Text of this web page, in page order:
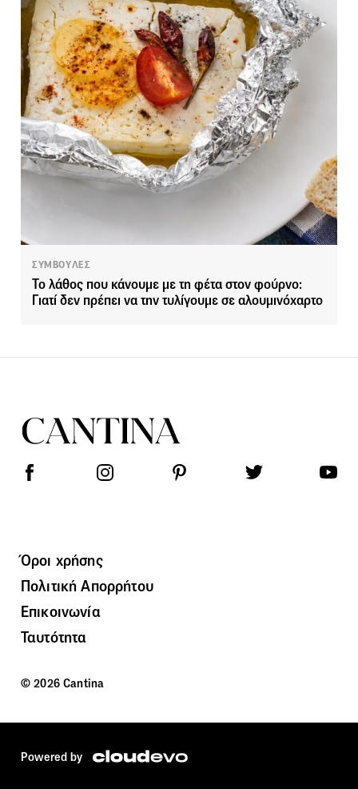
ΣΥΜΒΟΥΛΕΣ
Το λάθος που κάνουμε με τη φέτα στον φούρνο:
Γιατί δεν πρέπει να την τυλίγουμε σε αλουμινόχαρτο
Όροι χρήσης
Πολιτική Απορρήτου
Επικοινωνία
Ταυτότητα
© 2026 Cantina
Powered by